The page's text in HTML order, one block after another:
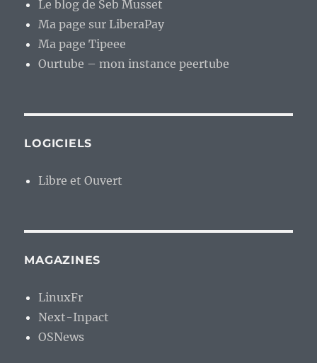
Le blog de Seb Musset
Ma page sur LiberaPay
Ma page Tipeee
Ourtube – mon instance peertube
LOGICIELS
Libre et Ouvert
MAGAZINES
LinuxFr
Next-Inpact
OSNews